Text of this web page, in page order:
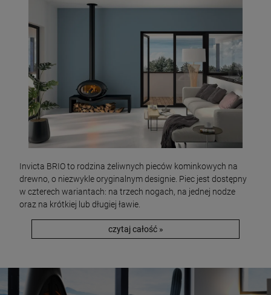
Invicta BRIO to rodzina żeliwnych pieców kominkowych na
drewno, o niezwykle oryginalnym designie. Piec jest dostępny
w czterech wariantach: na trzech nogach, na jednej nodze
oraz na krótkiej lub długiej ławie.
czytaj całość »